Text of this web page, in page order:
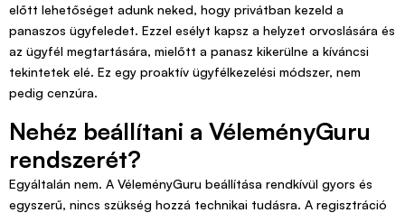
előtt lehetőséget adunk neked, hogy privátban kezeld a
panaszos ügyfeledet. Ezzel esélyt kapsz a helyzet orvoslására és
az ügyfél megtartására, mielőtt a panasz kikerülne a kíváncsi
tekintetek elé. Ez egy proaktív ügyfélkezelési módszer, nem
pedig cenzúra.
Nehéz beállítani a VéleményGuru
rendszerét?
Egyáltalán nem. A VéleményGuru beállítása rendkívül gyors és
egyszerű, nincs szükség hozzá technikai tudásra. A regisztráció